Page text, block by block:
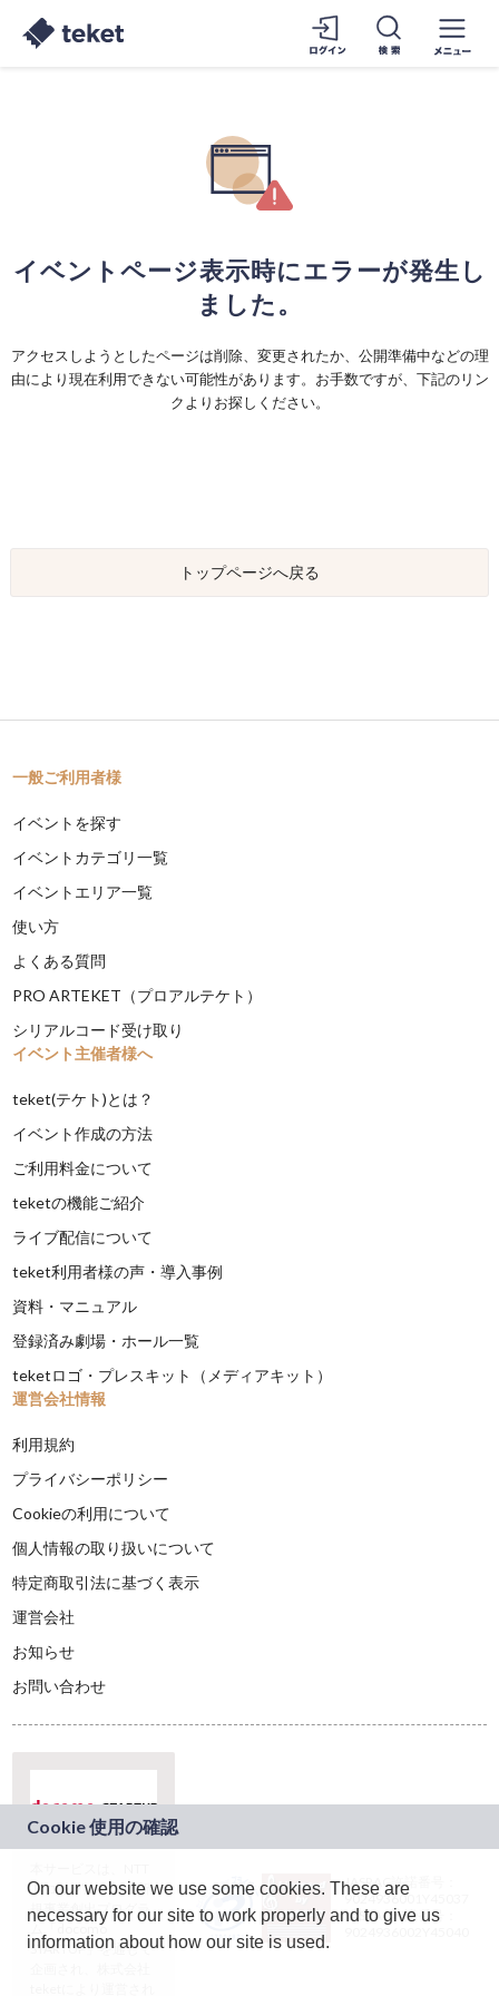
イベントページ表示時にエラーが発生し
ました。
アクセスしようとしたページは削除、変更されたか、公開準備中などの理
由により現在利用できない可能性があります。お手数ですが、下記のリン
クよりお探しください。
トップページへ戻る
一般ご利用者様
イベントを探す
イベントカテゴリ一覧
イベントエリア一覧
使い方
よくある質問
PRO ARTEKET（プロアルテケト）
シリアルコード受け取り
イベント主催者様へ
teket(テケト)とは？
イベント作成の方法
ご利用料金について
teketの機能ご紹介
ライブ配信について
teket利用者様の声・導入事例
資料・マニュアル
登録済み劇場・ホール一覧
teketロゴ・プレスキット（メディアキット）
運営会社情報
利用規約
プライバシーポリシー
Cookieの利用について
個人情報の取り扱いについて
特定商取引法に基づく表示
運営会社
お知らせ
お問い合わせ
ドコモグループの新
規事業創出プログラ
ム「docomo
STARTUP」を通じて
JASRAC許諾番号：
9024936001Y45037
JASRAC許諾番号：
On our website we use some cookies. These are
necessary for our site to work properly and to give us
information about how our site is used.